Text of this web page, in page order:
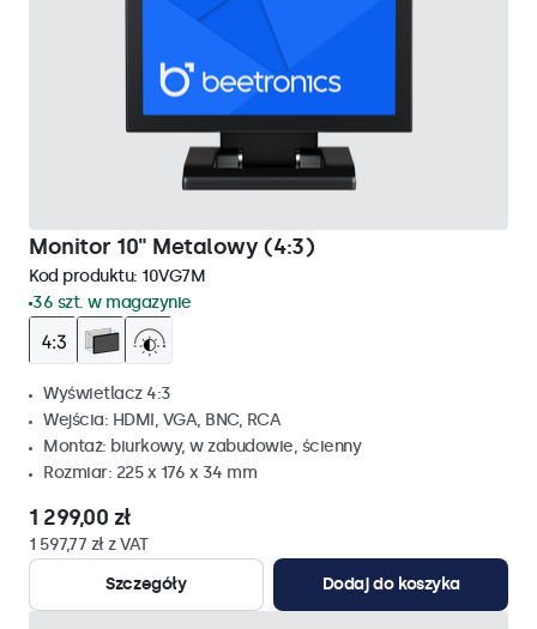
Monitor 10" Metalowy (4:3)
Kod produktu: 10VG7M
36 szt. w magazynie
Wyświetlacz 4:3
Wejścia: HDMI, VGA, BNC, RCA
Montaż: biurkowy, w zabudowie, ścienny
Rozmiar: 225 x 176 x 34 mm
1 299,00 zł
1 597,77 zł z VAT
Szczegóły
Dodaj do koszyka